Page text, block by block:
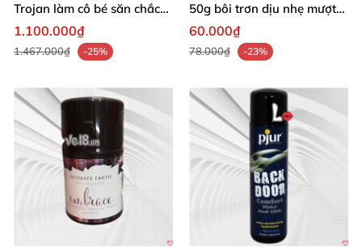
Trojan làm cô bé săn chắc
nữ
1.100.000₫
1.467.000₫ -25%
50g bôi trơn dịu nhẹ mượt
mà
60.000₫
78.000₫ -23%